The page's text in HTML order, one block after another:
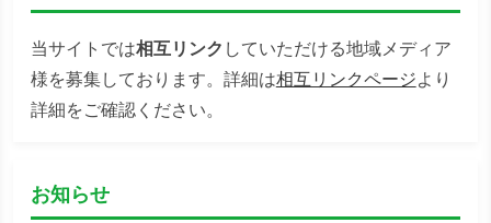
当サイトでは相互リンク していただける地域メディア
様を募集しております。詳細は相互リンクページより
詳細をご確認ください。
お知らせ